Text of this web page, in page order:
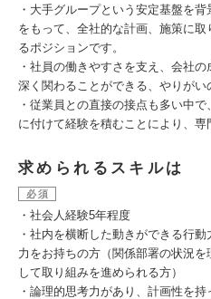
・大手グループという安定基盤を
をもって、全社的な計画、施策に
るポジションです。
・社員の働きやすさを支え、会社
深く関わることができる、やりがい
・従業員との直接の接点も多い中
に付けて経験を積むことにより、専
求められるスキルは
必須
・社会人経験5年程度
・社内を横断した動きができる行
力をお持ちの方（関係部署の状況
して取り組みを進められる方）
・論理的思考力があり、計画性を